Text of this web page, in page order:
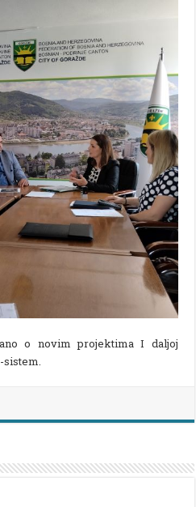
o novim projektima I daljoj
sistem.